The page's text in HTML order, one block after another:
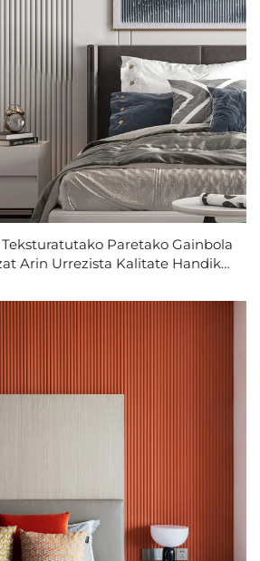
Paretako Gainbola
Arin Urrezista Kalitate Handiko